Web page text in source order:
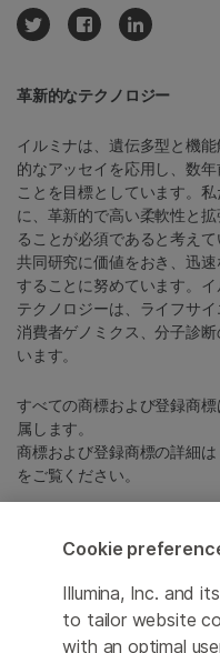
革新的なテクノロジー
イルミナは、遺伝多型と機
的なアッセイを応用し、数
ことを目標としています。
に、革新的で高い柔軟性と
ることが必須であると考え
共同研究に価値をおき、迅
することに努めています。
テクノロジーは、ライフサ
消費者ゲノミクス、分子診
います。
すべての商標および登録商
属します。
商標および登録商標の詳細は
をご覧ください。
Cookie Management Center
プライバシーポリシ
Cookie
Illumina, Inc. and
to tailor website
with an optimal